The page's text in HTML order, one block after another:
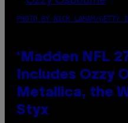
PHOTO BY NICK LAHAM/GETTY
‘Madden NFL
Includes Ozzy
Metallica, the
Styx